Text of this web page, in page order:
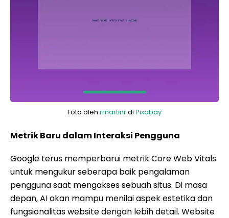
Foto oleh rmartinrdi Pixabay
Metrik Baru dalam Interaksi Pengguna
Google terus memperbarui metrik Core Web Vitals
untuk mengukur seberapa baik pengalaman
pengguna saat mengakses sebuah situs. Di masa
depan, AI akan mampu menilai aspek estetika dan
fungsionalitas website dengan lebih detail. Website